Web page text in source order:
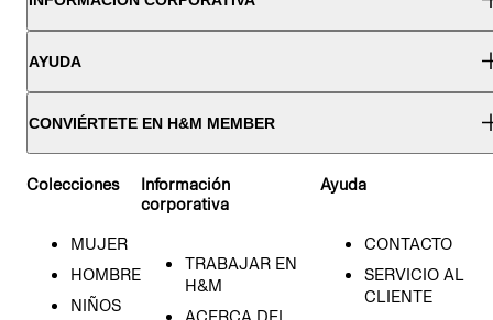
AYUDA
CONVIÉRTETE EN H&M MEMBER
Colecciones
MUJER
HOMBRE
NIÑOS
Información
corporativa
TRABAJAR EN
H&M
Ayuda
CONTACTO
SERVICIO AL
CLIENTE